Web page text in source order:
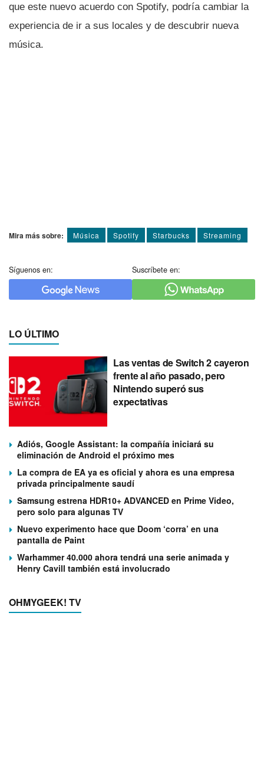
que este nuevo acuerdo con Spotify, podrí­a cambiar la
experiencia de ir a sus locales y de descubrir nueva
música.
Mira más sobre: Música Spotify Starbucks Streaming
Síguenos en: Suscríbete en:
LO ÚLTIMO
Las ventas de Switch 2 cayeron
frente al año pasado, pero
Nintendo superó sus
expectativas
Adiós, Google Assistant: la compañía iniciará su
eliminación de Android el próximo mes
La compra de EA ya es oficial y ahora es una empresa
privada principalmente saudí
Samsung estrena HDR10+ ADVANCED en Prime Video,
pero solo para algunas TV
Nuevo experimento hace que Doom ‘corra’ en una
pantalla de Paint
Warhammer 40.000 ahora tendrá una serie animada y
Henry Cavill también está involucrado
OHMYGEEK! TV